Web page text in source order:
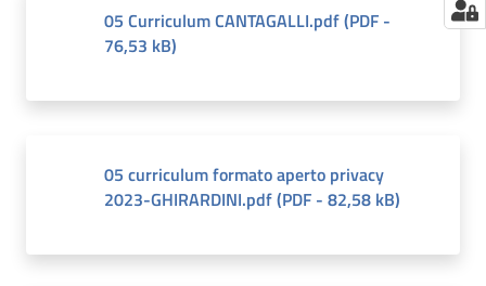
05 Curriculum CANTAGALLI.pdf(PDF -
76,53 kB)
05 curriculum formato aperto privacy
2023-GHIRARDINI.pdf(PDF - 82,58 kB)